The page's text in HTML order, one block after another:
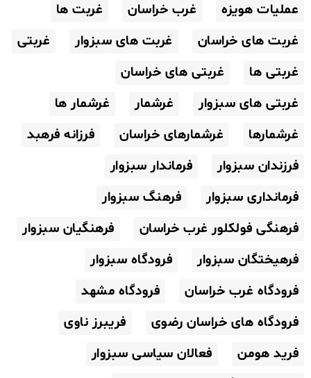
عملیات هویزه
غرب خراسان
غربت ها
غربت های خراسان
غربت های سبزوار
غربتی
غربتی ها
غربتی های خراسان
غربتی های سبزوار
غرشمار
غرشمار ها
غرشمارها
غرشمارهای خراسان
فرزانه فرهبد
فرزندان سبزوار
فرماندار سبزوار
فرمانداری سبزوار
فرهنگ سبزوار
فرهنگی فولکلور غرب خراسان
فرهنگیان سبزوار
فرهیختگان سبزوار
فرودگاه سبزوار
فرودگاه غرب خراسان
فرودگاه مشهد
فرودگاه های خراسان رضوی
فریبرز ناوی
فرید هومن
فعالان سیاسی سبزوار